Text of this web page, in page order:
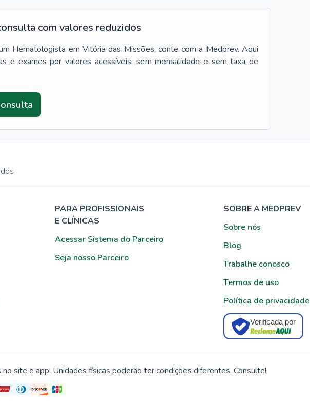
com valores reduzidos
Hematologista em Vitória das Missões, conte com a Medprev. Aqui
e exames por valores acessíveis, sem mensalidade e sem taxa de
PARA PROFISSIONAIS
E CLÍNICAS
Acessar Sistema do Parceiro
Seja nosso Parceiro
SOBRE A MEDPREV
Sobre nós
Blog
Trabalhe conosco
Termos de uso
Política de privacidade
Verificada por
no site e app. Unidades físicas poderão ter condições diferentes. Consulte!